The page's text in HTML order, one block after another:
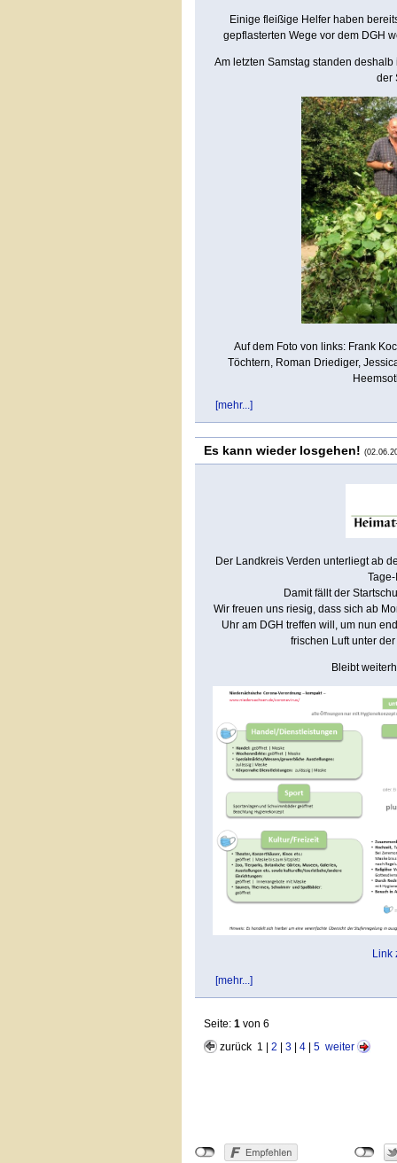
Einige fleißige Helfer haben
gepflasterten Wege vor dem DGH
Am letzten Samstag standen
der
Auf dem Foto von links: Frank
Töchtern, Roman Driediger,
[mehr...]
Es kann wieder losgehen!
Der Landkreis Verden unterliegt ab
Damit fällt der
Wir freuen uns riesig, dass sich ab
Uhr am DGH treffen will, um nun
frischen Luft unter
Bleibt
Link
[mehr...]
Seite: 1 von 6
zurück 1 | 2 3 4 5 weiter